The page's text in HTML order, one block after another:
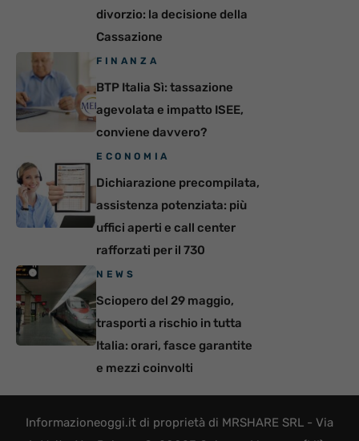
divorzio: la decisione della
Cassazione
FINANZA
BTP Italia Sì: tassazione
agevolata e impatto ISEE,
conviene davvero?
ECONOMIA
Dichiarazione precompilata,
assistenza potenziata: più
uffici aperti e call center
rafforzati per il 730
NEWS
Sciopero del 29 maggio,
trasporti a rischio in tutta
Italia: orari, fasce garantite
e mezzi coinvolti
Informazioneoggi.it di proprietà di MRSHARE SRL - Via